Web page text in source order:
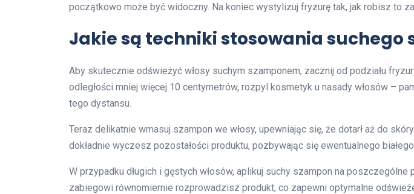
początkowo może być widoczny. Na koniec wystylizuj fryzurę tak, jak robisz to
Jakie są techniki stosowania suchego
Aby skutecznie odświeżyć włosy suchym szamponem, zacznij od podziału
odległości mniej więcej 10 centymetrów, rozpyl kosmetyk u nasady włosów –
tego dystansu.
Teraz delikatnie wmasuj szampon we włosy, upewniając się, że dotarł aż do
dokładnie wyczesz pozostałości produktu, pozbywając się ewentualnego
W przypadku długich i gęstych włosów, aplikuj suchy szampon na poszczególne
zabiegowi równomiernie rozprowadzisz produkt, co zapewni optymalne